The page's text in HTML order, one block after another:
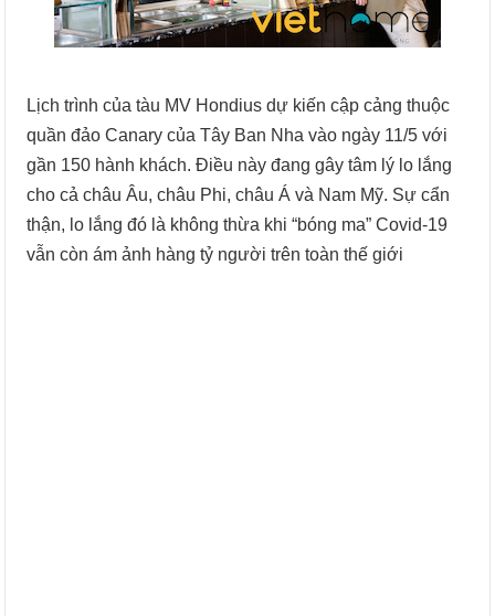
Lịch trình của tàu MV Hondius dự kiến cập cảng thuộc
quần đảo Canary của Tây Ban Nha vào ngày 11/5 với
gần 150 hành khách. Điều này đang gây tâm lý lo lắng
cho cả châu Âu, châu Phi, châu Á và Nam Mỹ. Sự cẩn
thận, lo lắng đó là không thừa khi “bóng ma” Covid-19
vẫn còn ám ảnh hàng tỷ người trên toàn thế giới